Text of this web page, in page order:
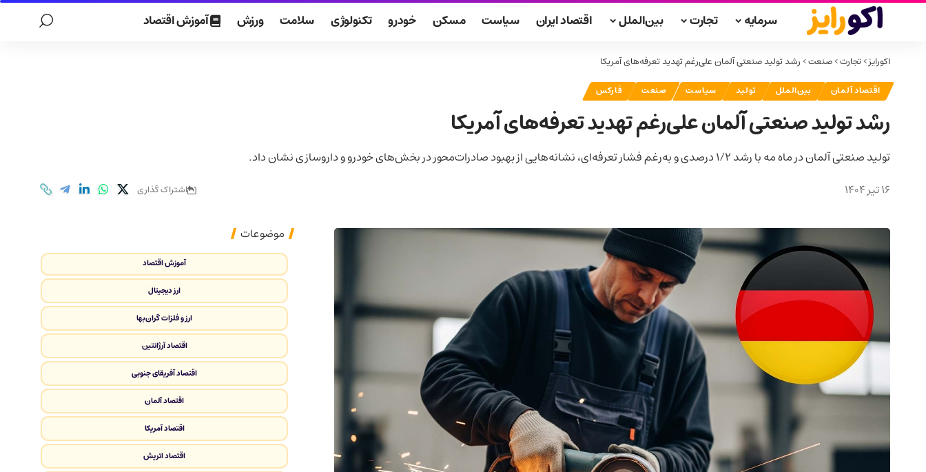
سرمایه تجارت بین‌الملل اقتصاد ایران سیاست مسکن خودرو تکنولوژی سلامت ورزش آموزش اقتصاد
اکورایز>تجارت>صنعت>رشد تولید صنعتی آلمان علی‌رغم تهدید تعرفه‌های آمریکا
اقتصاد آلمان بین‌الملل تولید سیاست صنعت فارکس
رشد تولید صنعتی آلمان علی‌رغم تهدید تعرفه‌های آمریکا
تولید صنعتی آلمان در ماه مه با رشد ۱/۲ درصدی و به‌رغم فشار تعرفه‌ای، نشانه‌هایی از بهبود صادرات‌محور در بخش‌های خودرو و داروسازی نشان داد.
16 تیر 1404 اشتراک گذاری
موضوعات
آموزش اقتصاد
ارز دیجیتال
ارز و فلزات گران‌بها
اقتصاد آرژانتین
اقتصاد آفریقای جنوبی
اقتصاد آلمان
اقتصاد آمریکا
اقتصاد اتریش